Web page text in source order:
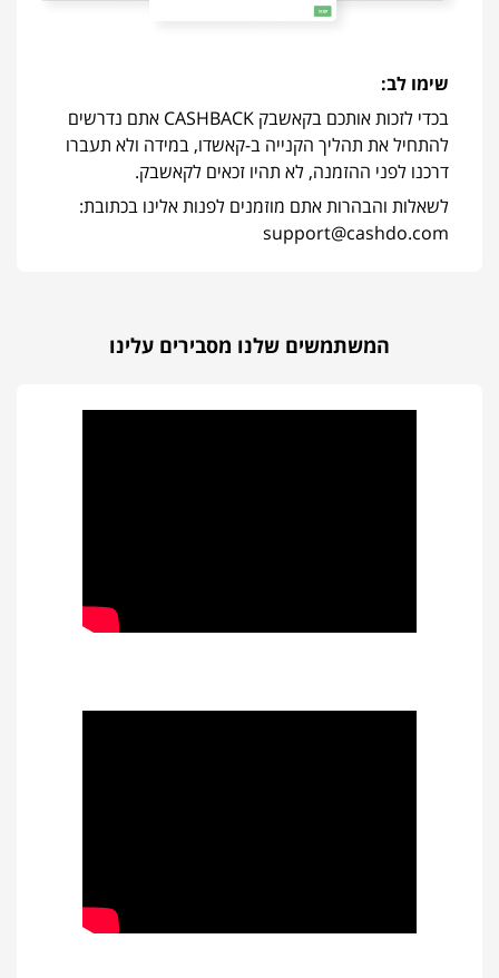
שימו לב:
בכדי לזכות אותכם בקאשבק CASHBACK אתם נדרשים
להתחיל את תהליך הקנייה ב-קאשדו, במידה ולא תעברו
דרכנו לפני ההזמנה, לא תהיו זכאים לקאשבק.
לשאלות והבהרות אתם מוזמנים לפנות אלינו בכתובת:
support@cashdo.com
המשתמשים שלנו מסבירים עלינו